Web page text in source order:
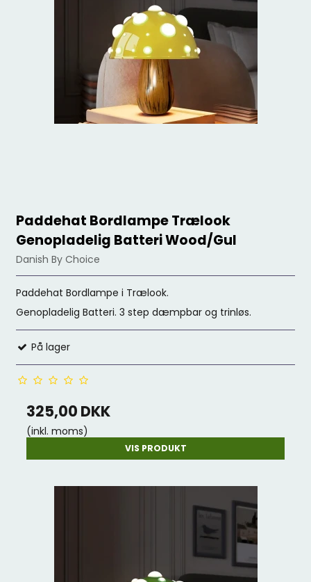
Paddehat Bordlampe Trælook
Genopladelig Batteri Wood/Gul
Danish By Choice
Paddehat Bordlampe i Trælook.
Genopladelig Batteri. 3 step dæmpbar og trinløs.
På lager
325,00 DKK
(inkl. moms)
VIS PRODUKT